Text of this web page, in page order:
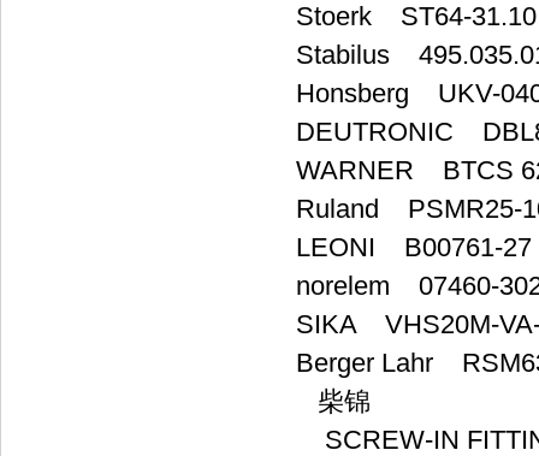
Stoerk ST64-31.10
Stabilus
Honsberg UKV-
DEUTRONIC
WARNER BTCS
Ruland PSMR25-
LEONI B00761-27
norelem 07460-
SIKA VHS20M-
Berger Lahr
柴锦
SCREW-IN